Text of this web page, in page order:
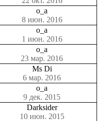
o_a
8 июн. 2016
o_a
1 июн. 2016
o_a
23 мар. 2016
Ms Di
6 мар. 2016
o_a
9 дек. 2015
Darksider
10 июн. 2015